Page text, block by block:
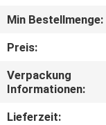
FABRIK-
AUSFLUG
Min Bestellmenge:
Preis:
Verpackung
Informationen:
Lieferzeit: